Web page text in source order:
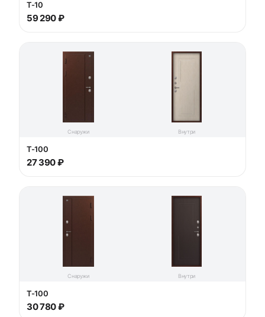
T-10
59 290 ₽
Снаружи Внутри
T-100
27 390 ₽
Снаружи Внутри
T-100
30 780 ₽